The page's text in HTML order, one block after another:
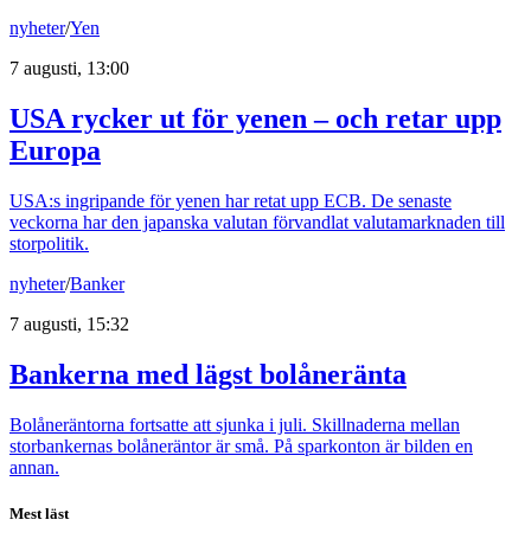
nyheter/Yen
7 augusti, 13:00
USA rycker ut för yenen – och retar upp
Europa
USA:s ingripande för yenen har retat upp ECB. De senaste
veckorna har den japanska valutan förvandlat valutamarknaden till
storpolitik.
nyheter/Banker
7 augusti, 15:32
Bankerna med lägst bolåneränta
Bolåneräntorna fortsatte att sjunka i juli. Skillnaderna mellan
storbankernas bolåneräntor är små. På sparkonton är bilden en
annan.
Mest läst